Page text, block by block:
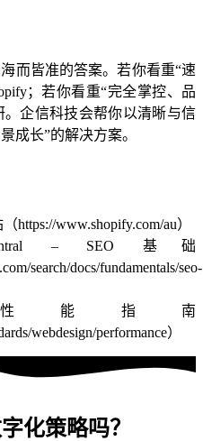
而皆准的答案。若你看重“速
；若你看重“完全掌控、品
企信科技会帮你以清晰与信
成长”的解决方案。
https://www.shopify.com/au）
– SEO 基础
search/docs/fundamentals/seo-
性能指南
webdesign/performance）
化策略吗？